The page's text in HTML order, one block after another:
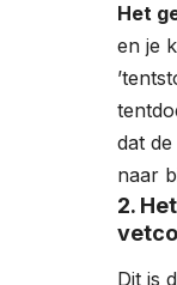
Het
en je
dat
naar
2.
Dit is